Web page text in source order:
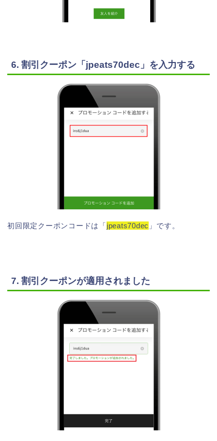
6. 割引クーポン「jpeats70dec」を入力する
初回限定クーポンコードは「jpeats70dec 」です。
7. 割引クーポンが適用されました